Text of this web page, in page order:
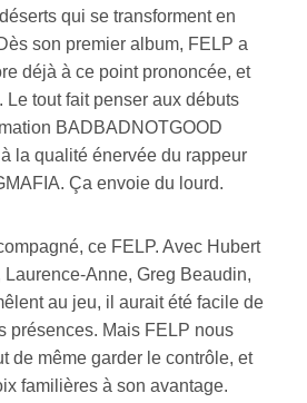
qui se transforment en
son premier album, FELP a
déjà à ce point prononcée, et
Le tout fait penser aux débuts
BADBADNOTGOOD
la qualité énervée du rappeur
Ça envoie du lourd.
ce FELP. Avec Hubert
Laurence-Anne, Greg Beaudin,
au jeu, il aurait été facile de
présences. Mais FELP nous
de même garder le contrôle, et
familières à son avantage.